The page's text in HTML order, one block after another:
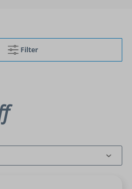
Filter